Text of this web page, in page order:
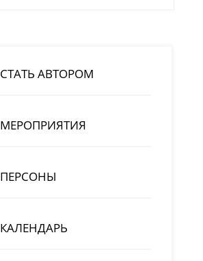
СТАТЬ АВТОРОМ
МЕРОПРИЯТИЯ
ПЕРСОНЫ
КАЛЕНДАРЬ